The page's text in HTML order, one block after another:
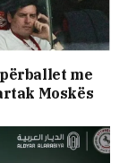
me
Moskës